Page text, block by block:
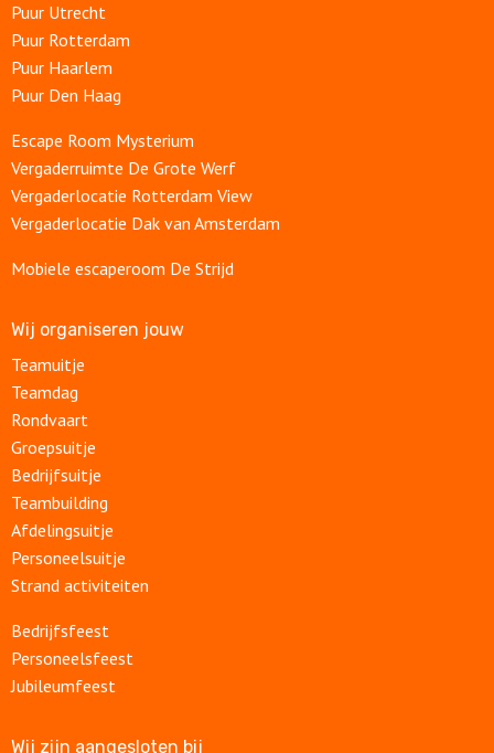
Puur Utrecht
Puur Rotterdam
Puur Haarlem
Puur Den Haag
Escape Room Mysterium
Vergaderruimte De Grote Werf
Vergaderlocatie Rotterdam View
Vergaderlocatie Dak van Amsterdam
Mobiele escaperoom De Strijd
Wij organiseren jouw
Teamuitje
Teamdag
Rondvaart
Groepsuitje
Bedrijfsuitje
Teambuilding
Afdelingsuitje
Personeelsuitje
Strand activiteiten
Bedrijfsfeest
Personeelsfeest
Jubileumfeest
Wij zijn aangesloten bij